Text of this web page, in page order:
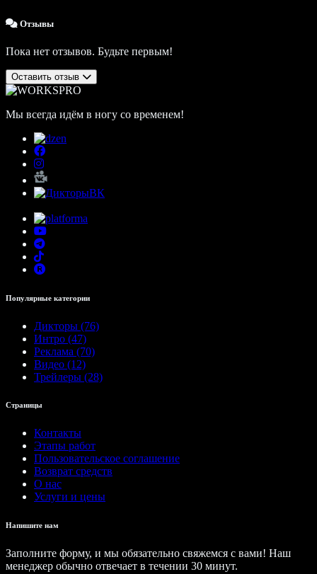
Отзывы
Пока нет отзывов. Будьте первым!
Оставить отзыв
Мы всегда идём в ногу со временем!
Популярные категории
Дикторы (76)
Интро (47)
Реклама (70)
Видео (12)
Трейлеры (28)
Страницы
Контакты
Этапы работ
Пользовательское соглашение
Возврат средств
О нас
Услуги и цены
Напишите нам
Заполните форму, и мы обязательно свяжемся с вами! Наш
менеджер обычно отвечает в течении 30 минут.